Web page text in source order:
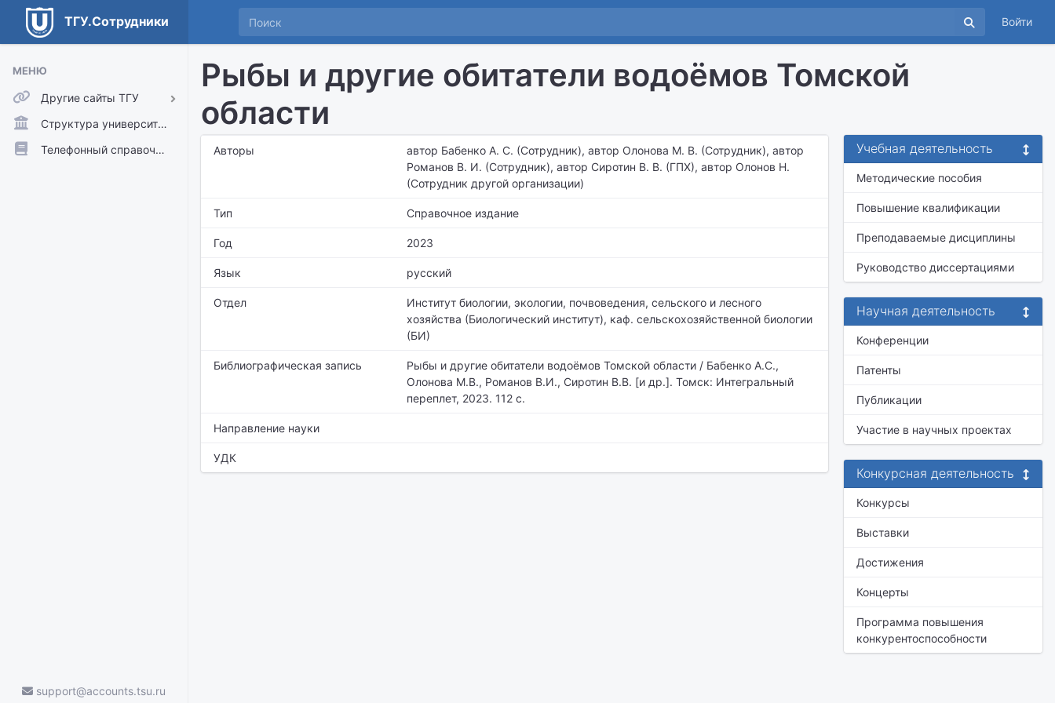
ТГУ.Сотрудники Войти
МЕНЮ
Другие сайты ТГУ
ТГУ.Аккаунты
ТГУ.Расписание
Структура университета
Телефонный справочник
support@accounts.tsu.ru
Рыбы и другие обитатели водоёмов Томской
области
Авторы
автор Бабенко А. С. (Сотрудник), автор Олонова М. В. (Сотрудник), автор
Романов В. И. (Сотрудник), автор Сиротин В. В. (ГПХ), автор Олонов Н.
(Сотрудник другой организации)
Тип Справочное издание
Год 2023
Язык русский
Отдел
Институт биологии, экологии, почвоведения, сельского и лесного
хозяйства (Биологический институт), каф. сельскохозяйственной биологии
(БИ)
Библиографическая запись
Рыбы и другие обитатели водоёмов Томской области / Бабенко А.С.,
Олонова М.В., Романов В.И., Сиротин В.В. [и др.]. Томск: Интегральный
переплет, 2023. 112 с.
Направление науки
УДК
Учебная деятельность
Методические пособия
Повышение квалификации
Преподаваемые дисциплины
Руководство диссертациями
Научная деятельность
Конференции
Патенты
Публикации
Участие в научных проектах
Конкурсная деятельность
Конкурсы
Выставки
Достижения
Концерты
Программа повышения
конкурентоспособности